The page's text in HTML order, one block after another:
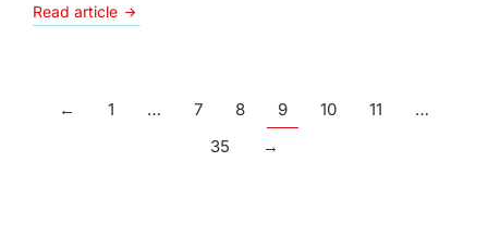
Read article
← 1 … 7 8 9 10 11
…
35
→